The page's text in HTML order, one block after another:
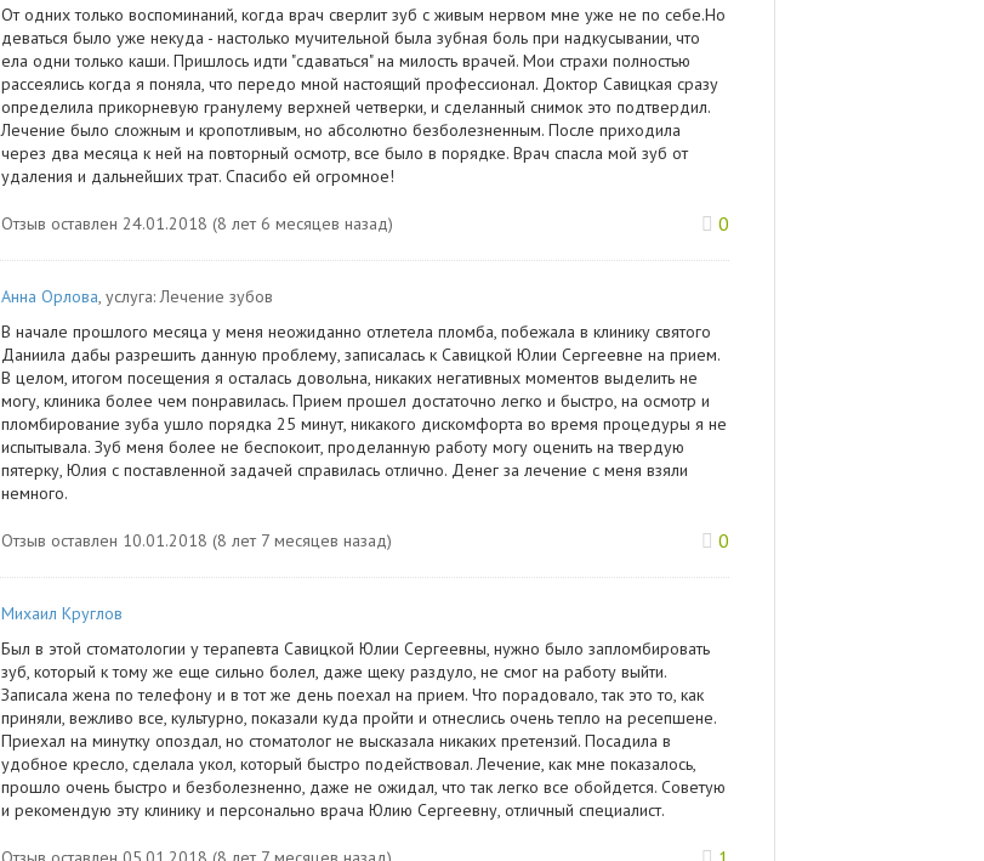
От одних только воспоминаний, когда врач сверлит зуб с живым нервом мне уже не по себе.Но
деваться было уже некуда - настолько мучительной была зубная боль при надкусывании, что
ела одни только каши. Пришлось идти "сдаваться" на милость врачей. Мои страхи полностью
рассеялись когда я поняла, что передо мной настоящий профессионал. Доктор Савицкая сразу
определила прикорневую гранулему верхней четверки, и сделанный снимок это подтвердил.
Лечение было сложным и кропотливым, но абсолютно безболезненным. После приходила
через два месяца к ней на повторный осмотр, все было в порядке. Врач спасла мой зуб от
удаления и дальнейших трат. Спасибо ей огромное!
Отзыв оставлен 24.01.2018 (8 лет 6 месяцев назад) 0
Анна Орлова, услуга:Лечение зубов
В начале прошлого месяца у меня неожиданно отлетела пломба, побежала в клинику святого
Даниила дабы разрешить данную проблему, записалась к Савицкой Юлии Сергеевне на прием.
В целом, итогом посещения я осталась довольна, никаких негативных моментов выделить не
могу, клиника более чем понравилась. Прием прошел достаточно легко и быстро, на осмотр и
пломбирование зуба ушло порядка 25 минут, никакого дискомфорта во время процедуры я не
испытывала. Зуб меня более не беспокоит, проделанную работу могу оценить на твердую
пятерку, Юлия с поставленной задачей справилась отлично. Денег за лечение с меня взяли
немного.
Отзыв оставлен 10.01.2018 (8 лет 7 месяцев назад) 0
Михаил Круглов
Был в этой стоматологии у терапевта Савицкой Юлии Сергеевны, нужно было запломбировать
зуб, который к тому же еще сильно болел, даже щеку раздуло, не смог на работу выйти.
Записала жена по телефону и в тот же день поехал на прием. Что порадовало, так это то, как
приняли, вежливо все, культурно, показали куда пройти и отнеслись очень тепло на ресепшене.
Приехал на минутку опоздал, но стоматолог не высказала никаких претензий. Посадила в
удобное кресло, сделала укол, который быстро подействовал. Лечение, как мне показалось,
прошло очень быстро и безболезненно, даже не ожидал, что так легко все обойдется. Советую
и рекомендую эту клинику и персонально врача Юлию Сергеевну, отличный специалист.